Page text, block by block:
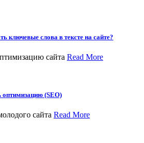
ключевые слова в тексте на сайте?
Read More
оптимизацию (SEO)
Read More